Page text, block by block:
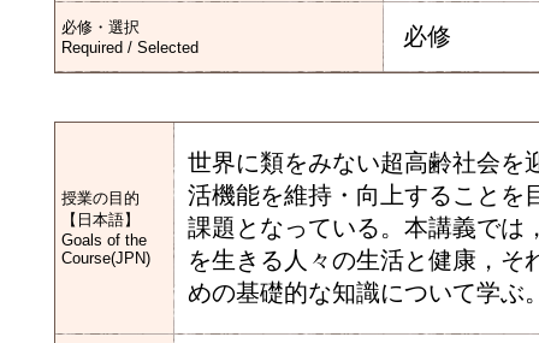
必修・選択
Required / Selected
必修
授業の目的
【日本語】
Goals of the
Course(JPN)
世界に類をみない超高齢社会を
活機能を維持・向上することを
課題となっている。本講義では
を生きる人々の生活と健康，そ
めの基礎的な知識について学ぶ